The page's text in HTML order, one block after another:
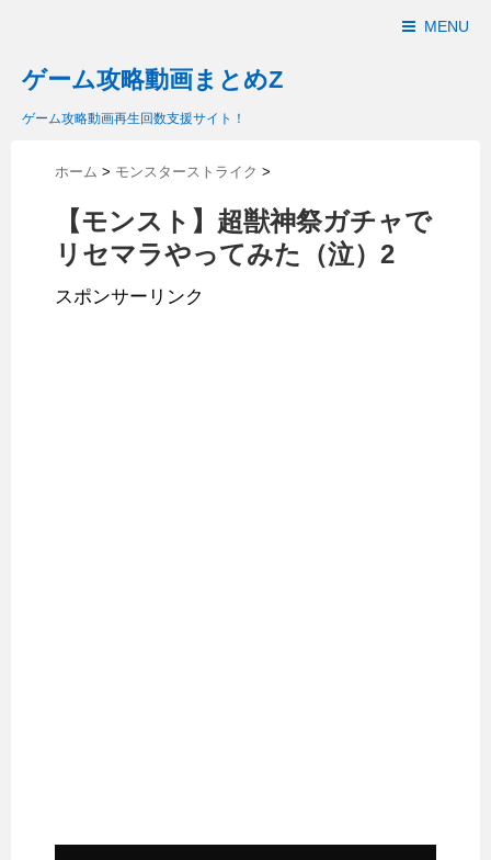
MENU
ゲーム攻略動画まとめZ
ゲーム攻略動画再生回数支援サイト！
ホーム > モンスターストライク >
【モンスト】超獣神祭ガチャで
リセマラやってみた（泣）2
スポンサーリンク